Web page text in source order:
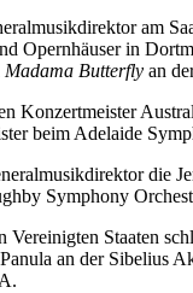
am
Opernhäuser in
Madama Butterfly an
Konzertmeister
beim Adelaide
die
Symphony
Vereinigten Staaten
an der Sibelius